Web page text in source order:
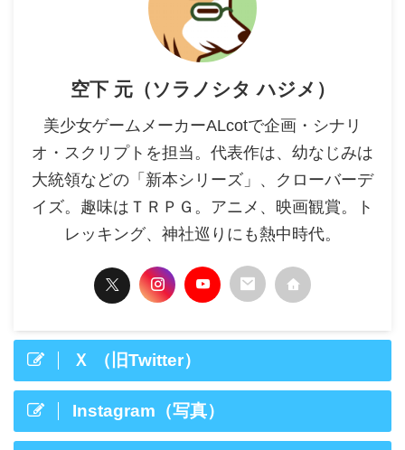
空下 元（ソラノシタ ハジメ）
美少女ゲームメーカーALcotで企画・シナリ
オ・スクリプトを担当。代表作は、幼なじみは
大統領などの「新本シリーズ」、クローバーデ
イズ。趣味はＴＲＰＧ。アニメ、映画観賞。ト
レッキング、神社巡りにも熱中時代。
Ｘ （旧Twitter）
Instagram（写真）